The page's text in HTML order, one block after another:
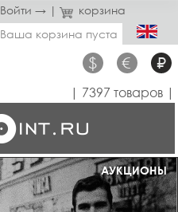
Войти → |
корзина
Ваша корзина пуста
$ € ₽
| 7397 товаров |
МАГАЗИН ОТКРЫТ
АУКЦИОНЫ